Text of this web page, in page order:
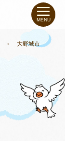
MENU
＞ 大野城市